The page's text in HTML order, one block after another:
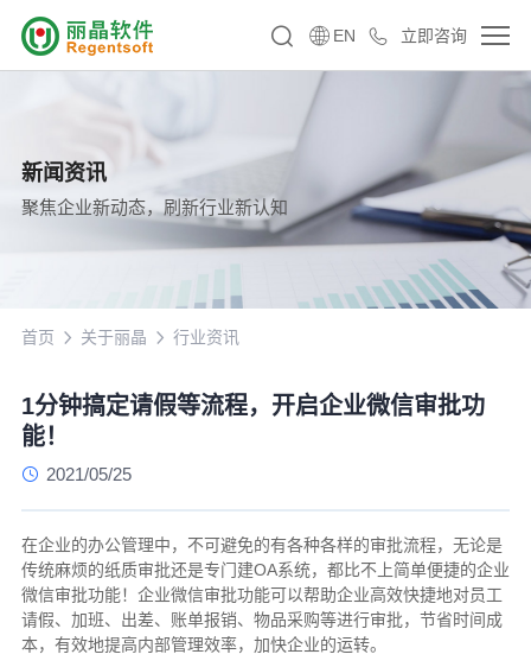
立即咨询
EN
新闻资讯
聚焦企业新动态，刷新行业新认知
首页 关于丽晶 行业资讯
1分钟搞定请假等流程，开启企业微信审批功
能！
2021/05/25
在企业的办公管理中，不可避免的有各种各样的审批流程，无论是
传统麻烦的纸质审批还是专门建OA系统，都比不上简单便捷的企业
微信审批功能！企业微信审批功能可以帮助企业高效快捷地对员工
请假、加班、出差、账单报销、物品采购等进行审批，节省时间成
本，有效地提高内部管理效率，加快企业的运转。